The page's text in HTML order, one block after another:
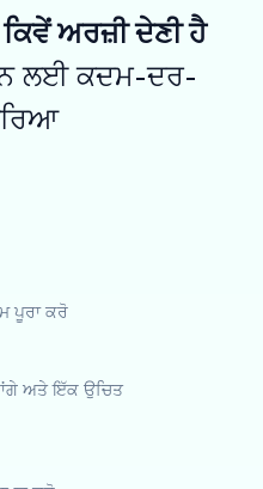
ਅਰਜ਼ੀ ਦੇਣੀ ਹੈ
ਲਈ ਕਦਮ-ਦਰ-
ਪੂਰਾ ਕਰੋ
ਅਤੇ ਇੱਕ ਉਚਿਤ